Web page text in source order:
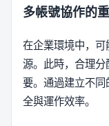
多帳號協作的
在企業環境中，
源。此時，合理
要。通過建立不
全與運作效率。